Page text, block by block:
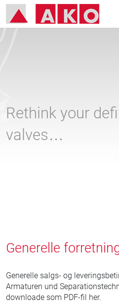
Rethink your
valves…
Generelle
Generelle salgs- og
Armaturen und
downloade som PDF-fil her.